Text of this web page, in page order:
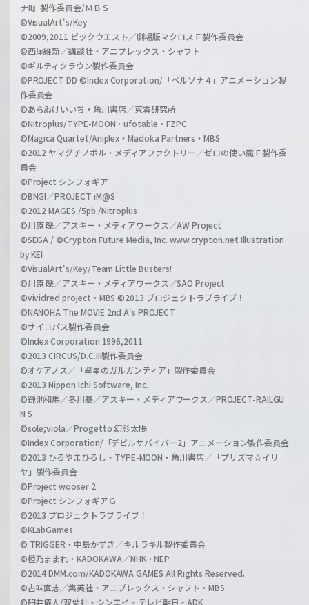
ナII』製作委員会/ＭＢＳ
©VisualArt's/Key
©2009,2011 ビックウエスト／劇場版マクロスＦ製作委員会
©西尾維新／講談社・アニプレックス・シャフト
©ギルティクラウン製作委員会
©PROJECT DD ©Index Corporation/「ペルソナ４」アニメーション製
作委員会
©あらゐけいいち・角川書店／東雲研究所
©Nitroplus/TYPE-MOON・ufotable・FZPC
©Magica Quartet/Aniplex・Madoka Partners・MBS
©2012 ヤマグチノボル・メディアファクトリー／ゼロの使い魔Ｆ製作委
員会
©Project シンフォギア
©BNGI／PROJECT iM@S
©2012 MAGES./5pb./Nitroplus
©川原 礫／アスキー・メディアワークス／AW Project
©SEGA / ©Crypton Future Media, Inc. www.crypton.net Illustration
by KEI
©VisualArt's/Key/Team Little Busters!
©川原 礫／アスキー・メディアワークス／SAO Project
©vividred project・MBS ©2013 プロジェクトラブライブ！
©NANOHA The MOVIE 2nd A's PROJECT
©サイコパス製作委員会
©Index Corporation 1996,2011
©2013 CIRCUS/D.C.III製作委員会
©オケアノス／「翠星のガルガンティア」製作委員会
©2013 Nippon Ichi Software, Inc.
©鎌池和馬／冬川基／アスキー・メディアワークス／PROJECT-RAILGU
N S
©sole;viola／Progetto 幻影太陽
©Index Corporation/「デビルサバイバー2」アニメーション製作委員会
©2013 ひろやまひろし・TYPE-MOON・角川書店／「プリズマ☆イリ
ヤ」製作委員会
©Project wooser 2
©Project シンフォギアＧ
©2013 プロジェクトラブライブ！
©KLabGames
© TRIGGER・中島かずき／キルラキル製作委員会
©橙乃ままれ・KADOKAWA／NHK・NEP
©2014 DMM.com/KADOKAWA GAMES All Rights Reserved.
©古味直志／集英社・アニプレックス・シャフト・MBS
©臼井儀人/双葉社・シンエイ・テレビ朝日・ADK